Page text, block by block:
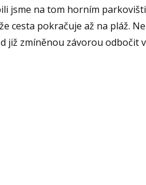
jsme na tom horním
cesta pokračuje až na pláž.
již zmíněnou závorou odbočit